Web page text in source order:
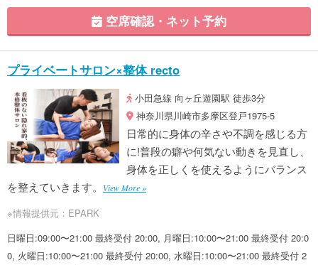
空席確認・ネット予約
プライベートサロン×整体 recto
小田急線 向ヶ丘遊園駅 徒歩3分
神奈川県川崎市多摩区登戸1975-5
日常的に身体の辛さや不調を感じる方
に!普段の癖や何気ない動きを見直し、
身体を正しくを使えるようにバランス
を整えていきます。
View More »
※情報提供元：EPARK
日曜日:09:00〜21:00 最終受付 20:00, 月曜日:10:00〜21:00 最終受付 20:0
0, 火曜日:10:00〜21:00 最終受付 20:00, 水曜日:10:00〜21:00 最終受付 2